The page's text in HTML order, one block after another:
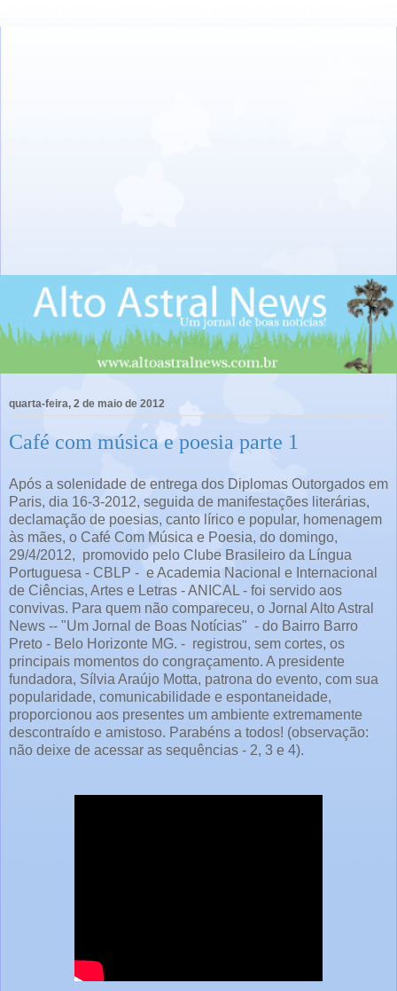
quarta-feira, 2 de maio de 2012
Café com música e poesia parte 1
Após a solenidade de entrega dos Diplomas Outorgados em
Paris, dia 16-3-2012, seguida de manifestações literárias,
declamação de poesias, canto lírico e popular, homenagem
às mães, o Café Com Música e Poesia, do domingo,
29/4/2012, promovido pelo Clube Brasileiro da Língua
Portuguesa - CBLP - e Academia Nacional e Internacional
de Ciências, Artes e Letras - ANICAL - foi servido aos
convivas. Para quem não compareceu, o Jornal Alto Astral
News -- "Um Jornal de Boas Notícias" - do Bairro Barro
Preto - Belo Horizonte MG. - registrou, sem cortes, os
principais momentos do congraçamento. A presidente
fundadora, Sílvia Araújo Motta, patrona do evento, com sua
popularidade, comunicabilidade e espontaneidade,
proporcionou aos presentes um ambiente extremamente
descontraído e amistoso. Parabéns a todos! (observação:
não deixe de acessar as sequências - 2, 3 e 4).